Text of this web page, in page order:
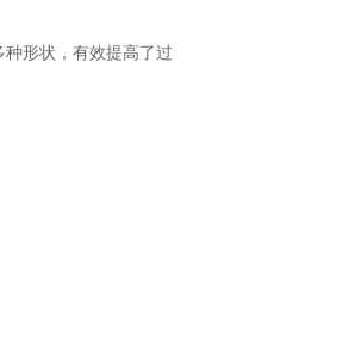
形状，有效提高了过